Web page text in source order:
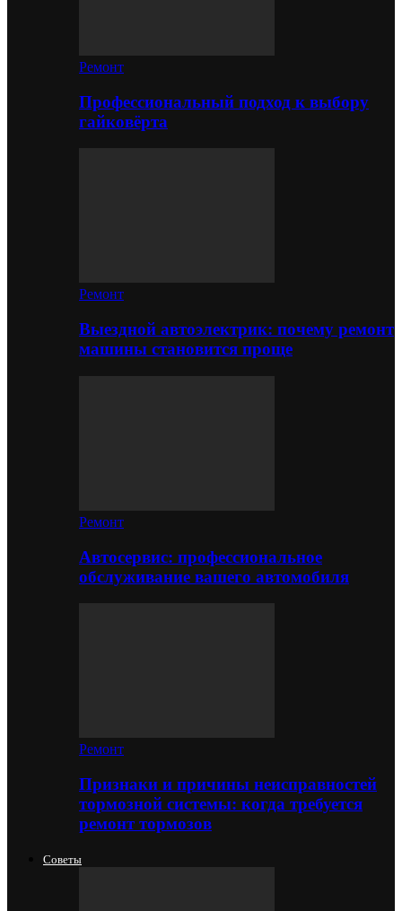
Ремонт
Профессиональный подход к выбору
гайковёрта
Ремонт
Выездной автоэлектрик: почему ремонт
машины становится проще
Ремонт
Автосервис: профессиональное
обслуживание вашего автомобиля
Ремонт
Признаки и причины неисправностей
тормозной системы: когда требуется
ремонт тормозов
Советы